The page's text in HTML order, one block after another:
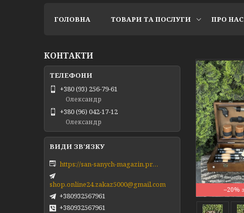
ГОЛОВНА ТОВАРИ ТА ПОСЛУГИ ПРО НАС
–20%
КОНТАКТИ
+380 (93) 256-79-61
Олександр
+380 (96) 042-17-12
Олександр
https://san-sanych-magazin.prom.ua/ua/
shop.online24.zakaz5000@gmail.com
+380932567961
+380932567961